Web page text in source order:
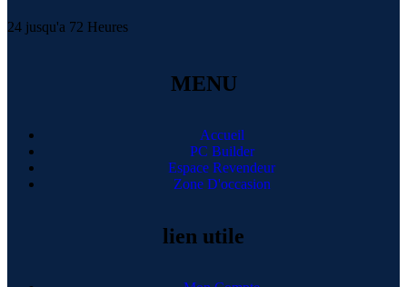
24 jusqu'a 72 Heures
MENU
Accueil
PC Builder
Espace Revendeur
Zone D'occasion
lien utile